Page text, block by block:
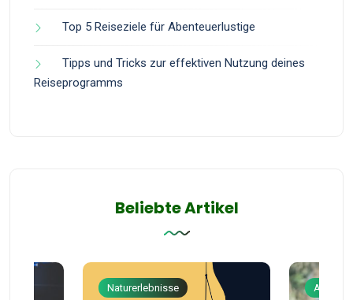
Top 5 Reiseziele für Abenteuerlustige
Tipps und Tricks zur effektiven Nutzung deines
Reiseprogramms
Beliebte Artikel
Naturerlebnisse